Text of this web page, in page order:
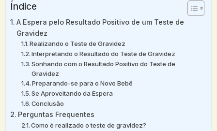
Índice
A Espera pelo Resultado Positivo de um Teste de
Gravidez
Realizando o Teste de Gravidez
Interpretando o Resultado do Teste de Gravidez
Sonhando com o Resultado Positivo do Teste de
Gravidez
Preparando-se para o Novo Bebê
Se Aproveitando da Espera
Conclusão
Perguntas Frequentes
Como é realizado o teste de gravidez?